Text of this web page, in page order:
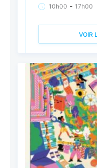
10h00 - 17h00
VOIR